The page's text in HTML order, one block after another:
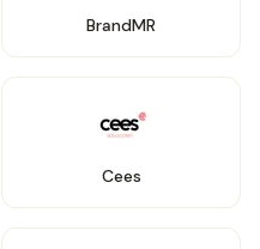
BrandMR
Cees